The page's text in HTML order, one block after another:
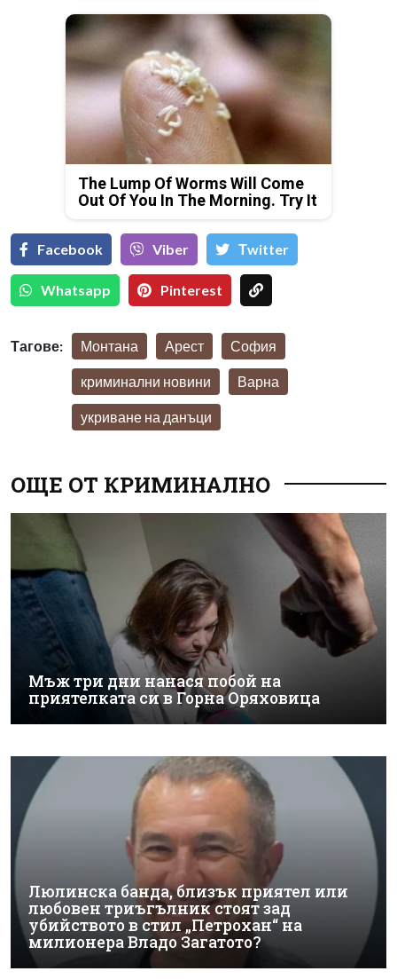
The Lump Of Worms Will Come
Out Of You In The Morning. Try It
Facebook Viber Тwitter
Whatsapp Pinterest
Тагове: Монтана Арест София
криминални новини Варна
укриване на данъци
ОЩЕ ОТ КРИМИНАЛНО
Мъж три дни нанася побой на
приятелката си в Горна Оряховица
Люлинска банда, близък приятел или
любовен триъгълник стоят зад
убийството в стил „Петрохан“ на
милионера Владо Загатото?